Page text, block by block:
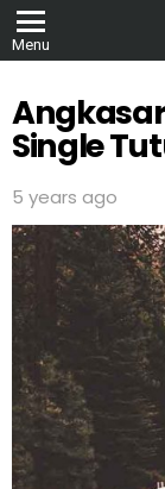
Menu
Single
5 years ago